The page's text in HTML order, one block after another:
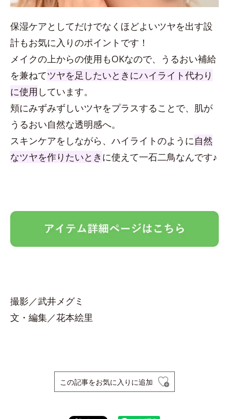
保湿ケアとしてだけでなくほどよいツヤを出す設
計もお気に入りのポイントです！
メイクの上からの使用もOKなので、うるおい補給
を兼ねてツヤを足したいときにハイライト代わり
に使用 しています。
頬にみずみずしいツヤをプラスすることで、肌が
うるおい自然な透明感へ。
スキンケアをしながら、ハイライトのように自然
なツヤを作りたいとき に使えて一石二鳥なんです♪
撮影／武井メグミ
文・編集／花本絵里
この記事をお気に入りに追加